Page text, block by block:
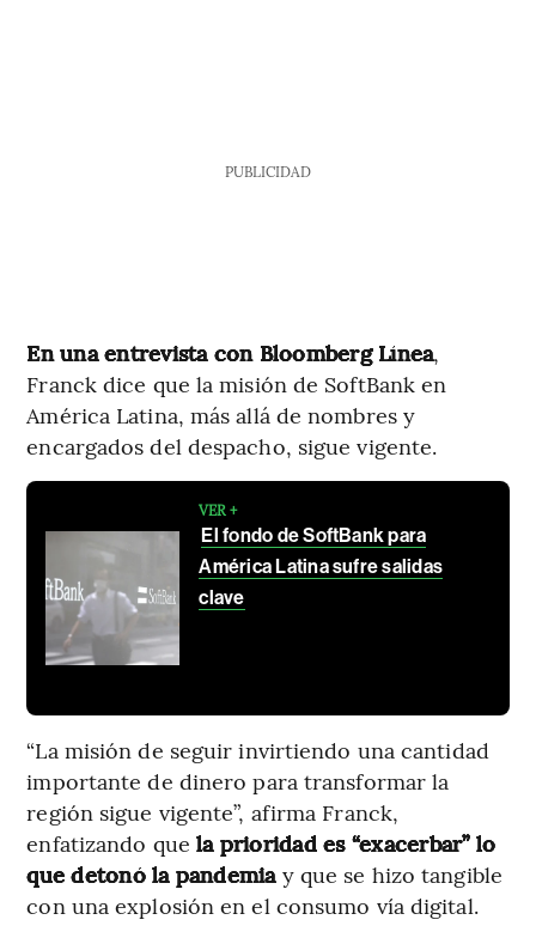
PUBLICIDAD
En una entrevista con Bloomberg Línea,
Franck dice que la misión de SoftBank en
América Latina, más allá de nombres y
encargados del despacho, sigue vigente.
VER +
El fondo de SoftBank para
América Latina sufre salidas
clave
“La misión de seguir invirtiendo una cantidad
importante de dinero para transformar la
región sigue vigente”, afirma Franck,
enfatizando que la prioridad es “exacerbar” lo
que detonó la pandemiay que se hizo tangible
con una explosión en el consumo vía digital.